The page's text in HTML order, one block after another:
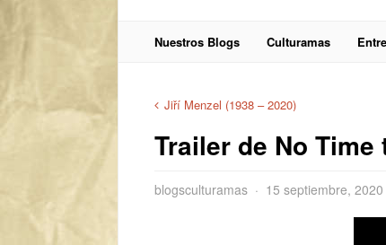
Nuestros Blogs Culturamas
Jiří Menzel (1938 – 2020​)
Trailer de No Time
blogsculturamas 15 septiembre, 2020